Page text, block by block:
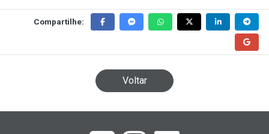
Compartilhe:
Voltar